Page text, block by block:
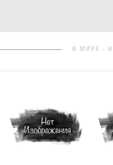
В МИРЕ -